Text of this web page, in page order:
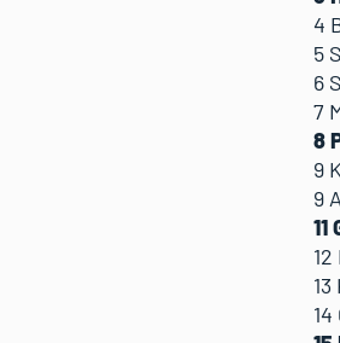
4
5
6
7
8
9
9